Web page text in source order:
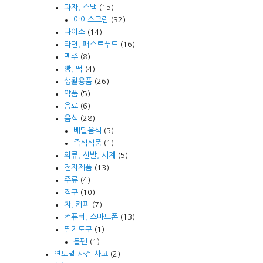
과자, 스낵 (15)
아이스크림 (32)
다이소(14)
라면, 패스트푸드(16)
맥주(8)
빵, 떡 (4)
생활용품(26)
약품(5)
음료(6)
음식 (28)
배달음식 (5)
즉석식품(1)
의류, 신발, 시계
(5)
전자제품(13)
주류(4)
직구(10)
차, 커피
(7)
컴퓨터, 스마트폰(13)
필기도구(1)
볼펜 (1)
연도별 사건 사고 (2)